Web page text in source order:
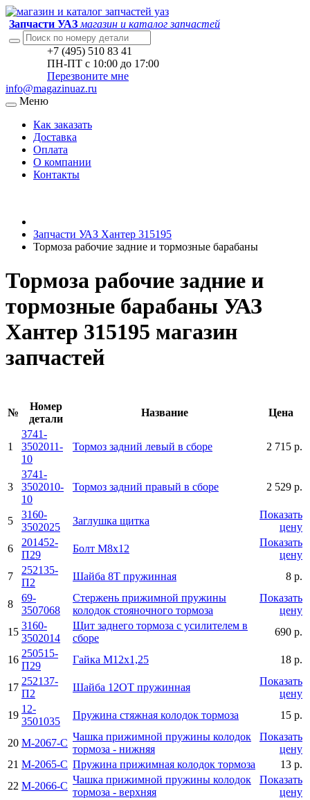
Запчасти УАЗ магазин и каталог запчастей
+7 (495) 510 83 41
ПН-ПТ с 10:00 до 17:00
Перезвоните мне
info@magazinuaz.ru
Меню
Как заказать
Доставка
Оплата
О компании
Контакты
Запчасти УАЗ Хантер 315195
Тормоза рабочие задние и тормозные барабаны
Тормоза рабочие задние и
тормозные барабаны УАЗ
Хантер 315195 магазин
запчастей
№
Номер
детали
Название Цена
1
3741-
3502011-
10
Тормоз задний левый в сборе 2 715 р.
3
3741-
3502010-
10
Тормоз задний правый в сборе 2 529 р.
5
3160-
3502025
Заглушка щитка
Показать
цену
6
201452-
П29
Болт М8х12
Показать
цену
7
252135-
П2
Шайба 8Т пружинная 8 р.
8
69-
3507068
Стержень прижимной пружины
колодок стояночного тормоза
Показать
цену
15
3160-
3502014
Щит заднего тормоза с усилителем в
сборе
690 р.
16
250515-
П29
Гайка М12х1,25 18 р.
17
252137-
П2
Шайба 12ОТ пружинная
Показать
цену
19
12-
3501035
Пружина стяжная колодок тормоза 15 р.
20 М-2067-С
Чашка прижимной пружины колодок
тормоза - нижняя
Показать
цену
21 М-2065-С Пружина прижимная колодок тормоза
13 р.
22 М-2066-С
Чашка прижимной пружины колодок
тормоза - верхняя
Показать
цену